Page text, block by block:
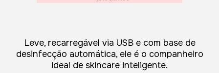
Leve, recarregável via USB e com base de
desinfecção automática, ele é o companheiro
ideal de skincare inteligente.